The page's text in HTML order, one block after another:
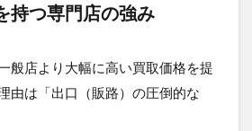
持つ専門店の強み
般店より大幅に高い買取価格を提
由は「出口（販路）の圧倒的な